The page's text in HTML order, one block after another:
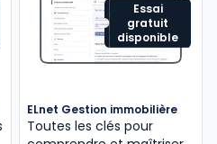
Essai
gratuit
disponible
ELnet Gestion immobilière
Toutes les clés pour